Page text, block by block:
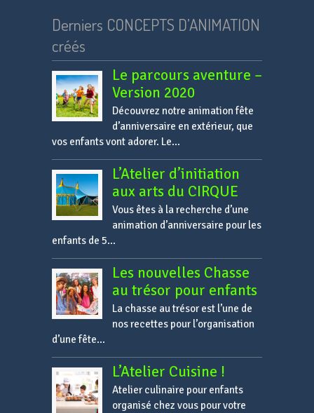
Derniers CONCEPTS D’ANIMATION
créés
Le parcours aventure –
Version 2020
Découvrez notre animation fête
d’anniversaire en extérieur, que
vos enfants vont adorer. Le...
L’Atelier d’initiation
aux arts du CIRQUE
Vous êtes à la recherche d’une
animation d’anniversaire pour les
enfants de 5...
Les nouvelles Chasse
au trésor pour enfants
La chasse au trésor est l’une de
nos recettes pour l’organisation
d’une fête...
L’Atelier Cuisine !
Atelier culinaire pour enfants
organisé chez vous pour votre